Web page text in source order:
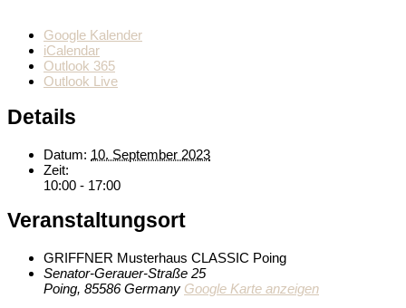
Google Kalender
iCalendar
Outlook 365
Outlook Live
Details
Datum: 10. September 2023
Zeit:
10:00 - 17:00
Veranstaltungsort
GRIFFNER Musterhaus CLASSIC Poing
Senator-Gerauer-Straße 25
Poing, 85586 Germany Google Karte anzeigen